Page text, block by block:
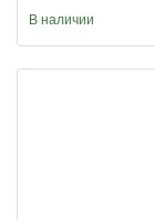
В наличии